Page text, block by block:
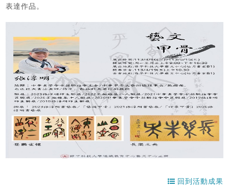
表達作品。
回到活動成果